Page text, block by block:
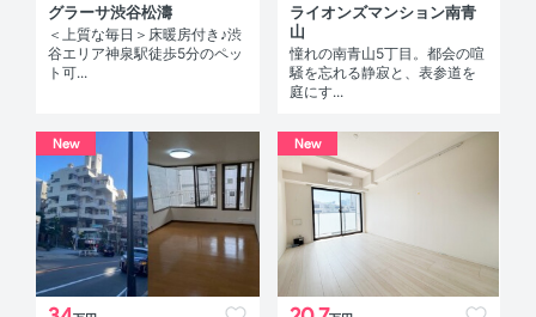
グラーサ渋谷松濤
＜上質な毎日＞床暖房付き♪渋
谷エリア神泉駅徒歩5分のペッ
ト可...
ライオンズマンション南青
山
憧れの南青山5丁目。都会の喧
騒を忘れる静寂と、表参道を
庭にす...
New New